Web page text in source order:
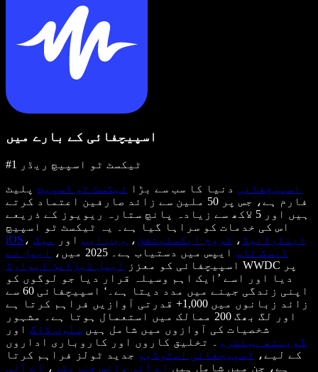
اسپیچفائی کے بارے میں
#1 ٹیکسٹ ٹو اسپیچ ریڈر
اسپیچفائی دنیا کا سب سے بڑا ٹیکسٹ ٹو اسپیچ پلیٹ
فارم ہے، جس پر 50 ملین سے زائد صارفین اعتماد کرتے
ہیں اور 5 لاکھ سے زیادہ پانچ ستارہ ریویوز کے ذریعے
اس کی خدمات کو سراہا گیا ہے۔ یہ ٹیکسٹ ٹو اسپیچ
iOS ، اینڈرائیڈ ، کروم ایکسٹینشن ، ویب ایپ اور
میک
ڈیسک ٹاپ ایپس میں دستیاب ہے۔ 2025 میں،
ایپل نے
اسپیچفائی کو معزز
ایپل ڈیزائن ایوارڈ
WWDC پر
دیا اور اسے ’ایک اہم وسیلہ قرار دیا جو لوگوں کو
اپنی زندگی جینے میں مدد دیتا ہے۔‘ اسپیچفائی 60 سے
زائد زبانوں میں 1,000+ قدرتی آوازیں فراہم کرتا ہے
اور لگ بھگ 200 ممالک میں استعمال ہوتا ہے۔ مشہور
شخصیات کی آوازوں میں شامل ہیں سنُوپ ڈاگ اور
گوینتھ پیلٹرو
۔ تخلیق کاروں اور کاروباری اداروں
کے لیے،
اسپیچفائی اسٹوڈیو جدید ٹولز فراہم کرتا
ہے، جن میں شامل ہیں اے آئی وائس جنریٹر ،
اے آئی